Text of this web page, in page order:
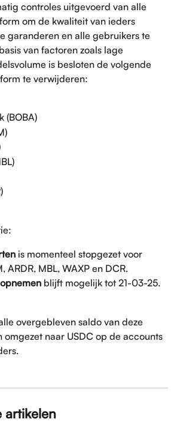
controles uitgevoerd van alle
om de kwaliteit van ieders
garanderen en alle gebruikers te
van factoren zoals lage
is besloten de volgende
te verwijderen:
(BOBA)
is momenteel stopgezet voor
ARDR, MBL, WAXP en DCR.
blijft mogelijk tot 21-03-25.
overgebleven saldo van deze
omgezet naar USDC op de accounts
artikelen